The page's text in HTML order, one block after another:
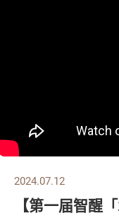
2024.07.12
【第一届智醒